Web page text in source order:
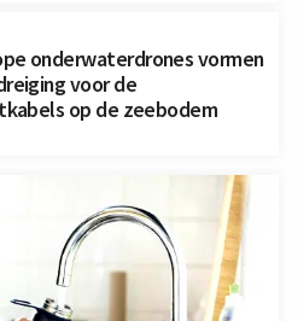
onderwaterdrones vormen
voor de
op de zeebodem